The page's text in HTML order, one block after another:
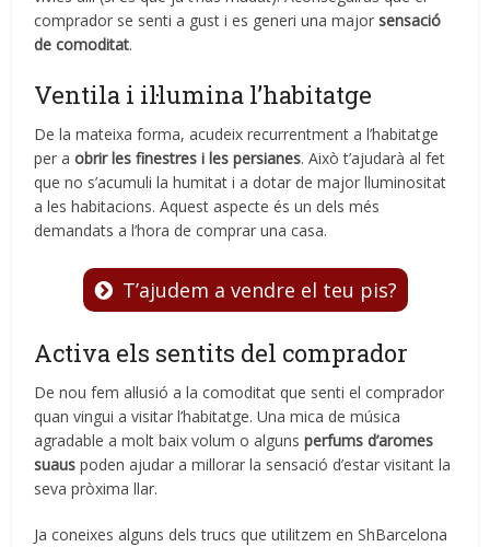
comprador se senti a gust i es generi una majorsensació
de comoditat.
Ventila i il·lumina l’habitatge
De la mateixa forma, acudeix recurrentment a l’habitatge
per aobrir les finestres i les persianes. Això t’ajudarà al fet
que no s’acumuli la humitat i a dotar de major lluminositat
a les habitacions. Aquest aspecte és un dels més
demandats a l’hora de comprar una casa.
T’ajudem a vendre el teu pis?
Activa els sentits del comprador
De nou fem al·lusió a la comoditat que senti el comprador
quan vingui a visitar l’habitatge. Una mica de música
agradable a molt baix volum o algunsperfums d’aromes
suaus poden ajudar a millorar la sensació d’estar visitant la
seva pròxima llar.
Ja coneixes alguns dels trucs que utilitzem en ShBarcelona